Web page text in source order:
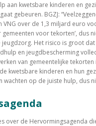
aan kwetsbare kinderen en
gebeuren. BGZJ:
VNG over de 1,3 miljard euro
gemeenten voor tekorten’, dus
Het risico is groot
en jeugdbescherming
van gemeentelijke tekorten
kwetsbare kinderen en hun
wachten op de juiste hulp, dus
over de Hervormingsagenda